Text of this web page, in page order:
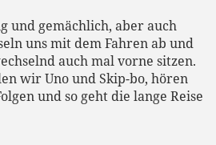
und gemächlich, aber auch
uns mit dem Fahren ab und
auch mal vorne sitzen.
wir Uno und Skip-bo, hören
und so geht die lange Reise